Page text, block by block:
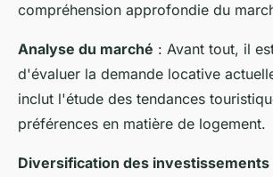
compréhension approfondie du
Analyse du marché : Avant tout, il
d'évaluer la demande locative
inclut l'étude des tendances
préférences en matière de logement.
Diversification des investissements